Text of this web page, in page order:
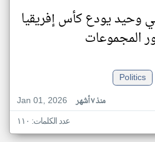
وحيد يودع كأس إفريقيا
Politics
Jan 01, 2026
منذ ٧ أشهر
عدد الكلمات: ١١٠